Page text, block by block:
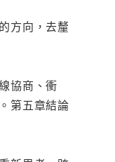
方向，去釐
協商、衝
第五章結論